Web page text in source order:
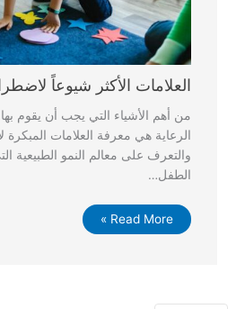
العلامات الأكثر شيوعاً
من أهم الأشياء التي يجب أن يقوم
الرعاية هي معرفة العلامات
والتعرف على معالم النمو الطبيعية
الطفل…
Read More »